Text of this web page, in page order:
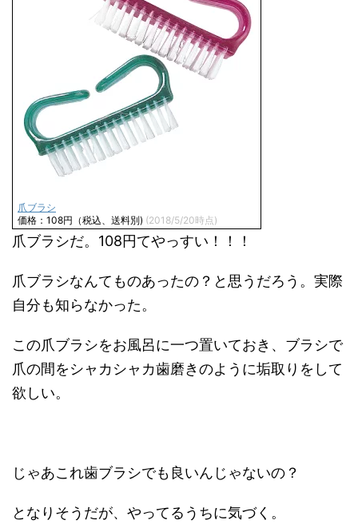
爪ブラシ
価格：108円（税込、送料別) (2018/5/20時点)
爪ブラシだ。108円てやっすい！！！
爪ブラシなんてものあったの？と思うだろう。実際
自分も知らなかった。
この爪ブラシをお風呂に一つ置いておき、ブラシで
爪の間をシャカシャカ歯磨きのように垢取りをして
欲しい。
じゃあこれ歯ブラシでも良いんじゃないの？
となりそうだが、やってるうちに気づく。